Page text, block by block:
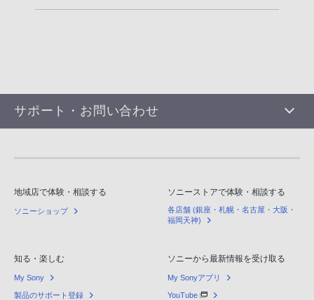
サポート・お問い合わせ
地域店で体験・相談する
ソニーショップ
ソニーストアで体験・相談する
各店舗 (銀座・札幌・名古屋・大阪・
福岡天神)
知る・楽しむ
My Sony
製品のサポート登録
ソニーから最新情報を受け取る
My Sonyアプリ
YouTube